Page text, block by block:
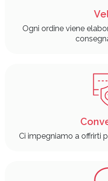
Ogni ordine viene
Ci impegniamo a offrirti